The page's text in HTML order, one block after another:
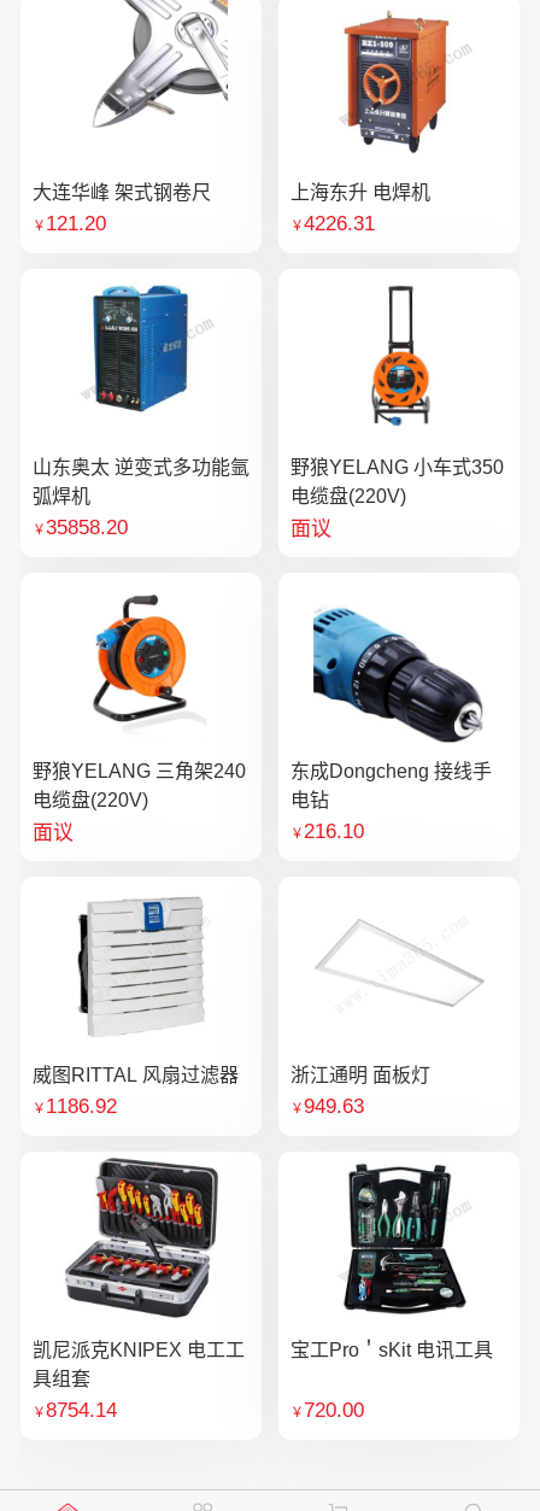
大连华峰 架式钢卷尺
￥ 121.20
上海东升 电焊机
￥4226.31
山东奥太 逆变式多功能氩
弧焊机
￥35858.20
野狼YELANG 小车式350
电缆盘(220V)
面议
野狼YELANG 三角架240
电缆盘(220V)
面议
东成Dongcheng 接线手
电钻
￥216.10
威图RITTAL 风扇过滤器
￥ 1186.92
浙江通明 面板灯
￥949.63
凯尼派克KNIPEX 电工工
具组套
￥8754.14
宝工Pro＇sKit 电讯工具
￥720.00